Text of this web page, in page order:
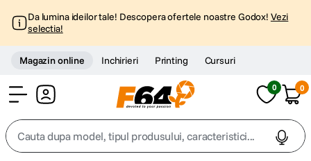
Da lumina ideilor tale! Descopera ofertele noastre Godox! Vezi
selectia!
Magazin online Inchirieri Printing Cursuri
0 0
Cauta dupa model, tipul produsului, caracteristici...